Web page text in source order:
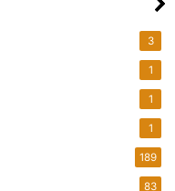
3
1
1
1
189
83